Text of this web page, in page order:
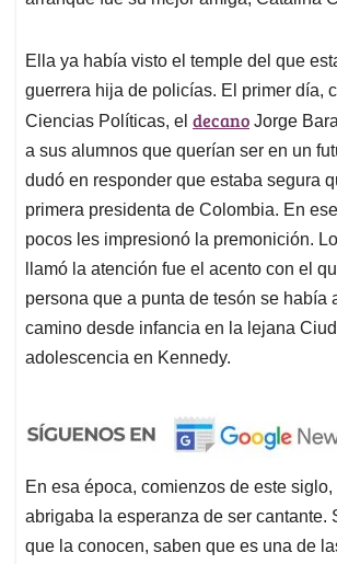
Ella ya había visto el temple del que
guerrera hija de policías. El primer día,
Ciencias Políticas, el decano Jorge
a sus alumnos que querían ser en un
dudó en responder que estaba segura
primera presidenta de Colombia. En
pocos les impresionó la premonición.
llamó la atención fue el acento con el
persona que a punta de tesón se había
camino desde infancia en la lejana
adolescencia en Kennedy.
En esa época, comienzos de este
abrigaba la esperanza de ser cantante.
que la conocen, saben que es una de